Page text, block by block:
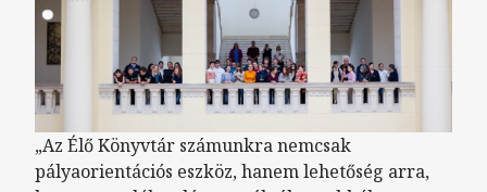
„Az Élő Könyvtár számunkra nemcsak
pályaorientációs eszköz, hanem lehetőség arra,